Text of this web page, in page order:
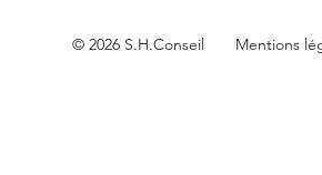
© 2026 S.H.Conseil Mentions